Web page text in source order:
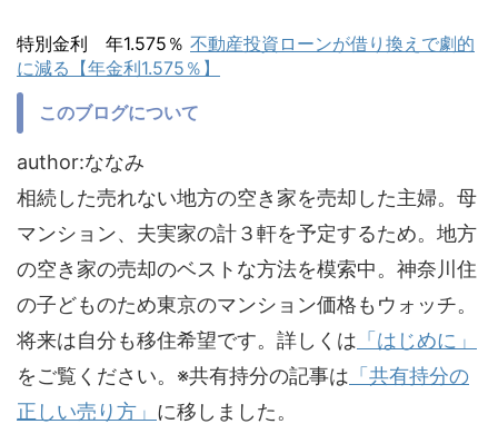
特別金利 年1.575％ 不動産投資ローンが借り換えで劇的
に減る【年金利1.575％】
このブログについて
author:ななみ
相続した売れない地方の空き家を売却した主婦。母
マンション、夫実家の計３軒を予定するため。地方
の空き家の売却のベストな方法を模索中。神奈川住
の子どものため東京のマンション価格もウォッチ。
将来は自分も移住希望です。詳しくは 「はじめに」
をご覧ください。※共有持分の記事は 「共有持分の
正しい売り方」 に移しました。